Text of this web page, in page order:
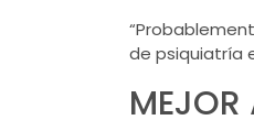
de psiquiatría
MEJOR